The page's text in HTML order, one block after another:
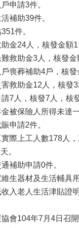
申請3件。
補助39件。
件。
金24人，核發金額
救助金3人，核發金
喪葬補助4戶，核發
救助金12人，核發
7人，核發7人，核
被保險人所得未達
申請2件。
際上工人數178人
。
補助申請0件。
生器材及生活輔具
入老人生活津貼證明
會104年7月4日召